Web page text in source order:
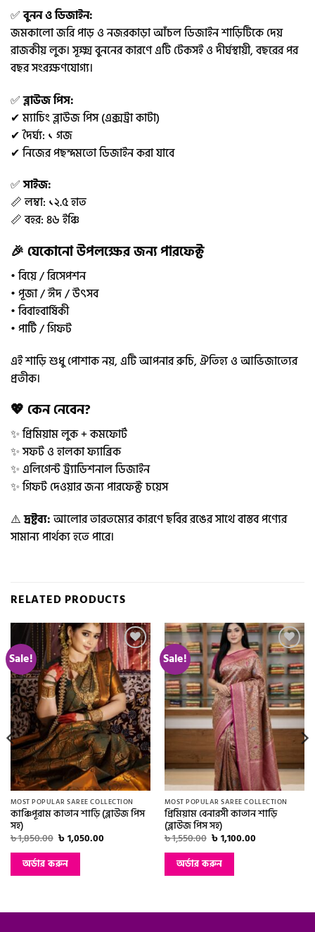
✅বুনন ও ডিজাইন:
জমকালো জরি পাড় ও নজরকাড়া আঁচল ডিজাইন শাড়িটিকে দেয়
রাজকীয় লুক। সূক্ষ্ম বুননের কারণে এটি টেকসই ও দীর্ঘস্থায়ী, বছরের পর
বছর সংরক্ষণযোগ্য।
✅ব্লাউজ পিস:
✔ ম্যাচিং ব্লাউজ পিস (এক্সট্রা কাটা)
✔ দৈর্ঘ্য: ১ গজ
✔ নিজের পছন্দমতো ডিজাইন করা যাবে
✅সাইজ:
📏 লম্বা: ১২.৫ হাত
📏 বহর: ৪৬ ইঞ্চি
🎉 যেকোনো উপলক্ষের জন্য পারফেক্ট
• বিয়ে / রিসেপশন
• পূজা / ঈদ / উৎসব
• বিবাহবার্ষিকী
• পার্টি / গিফট
এই শাড়ি শুধু পোশাক নয়, এটি আপনার রুচি, ঐতিহ্য ও আভিজাত্যের
প্রতীক।
💖 কেন নেবেন?
✨ প্রিমিয়াম লুক + কমফোর্ট
✨ সফট ও হালকা ফ্যাব্রিক
✨ এলিগেন্ট ট্র্যাডিশনাল ডিজাইন
✨ গিফট দেওয়ার জন্য পারফেক্ট চয়েস
⚠️দ্রষ্টব্য:আলোর তারতম্যের কারণে ছবির রঙের সাথে বাস্তব পণ্যের
সামান্য পার্থক্য হতে পারে।
RELATED PRODUCTS
Sale! Add to
wishlist
MOST POPULAR SAREE COLLECTION
কাঞ্চিপূরাম কাতান শাড়ি (ব্লাউজ পিস
সহ)
৳1,850.00 Original
price
was:
৳ 1,850.00.
৳1,050.00Current
অর্ডার করুন
Sale! Add to
wishlist
MOST POPULAR SAREE COLLECTION
প্রিমিয়াম বেনারসী কাতান শাড়ি
(ব্লাউজ পিস সহ)
৳1,550.00 Original
price
was:
৳ 1,550.00.
৳1,100.00Current
অর্ডার করুন